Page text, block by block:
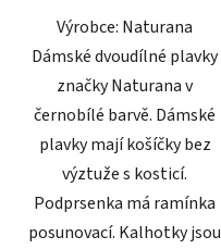
Výrobce: Naturana
Dámské dvoudílné plavky
značky Naturana v
černobílé barvě. Dámské
plavky mají košíčky bez
výztuže s kosticí.
Podprsenka má ramínka
posunovací. Kalhotky jsou